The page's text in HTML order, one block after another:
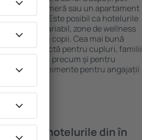
alege o cameră sau un apartament
lor. Este posibil ca hotelurile
un meniu variabil, zone de wellness
pentru copii. Cea mai bună
perfectă pentru cupluri, familii
de afaceri, precum și pentru
evenimente pentru angajații
găsi ȋn hotelurile din în